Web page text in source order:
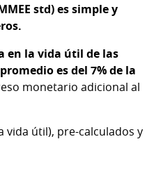
std)es simple y
en la vida útil de las
es del 7% de la
monetario adicional al
vida útil), pre-calculados y